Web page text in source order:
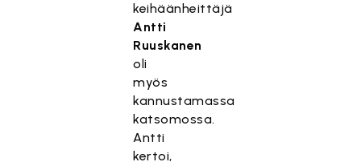
keihäänheittäjä
Antti
Ruuskanen
oli
myös
kannustamassa
katsomossa.
Antti
kertoi,